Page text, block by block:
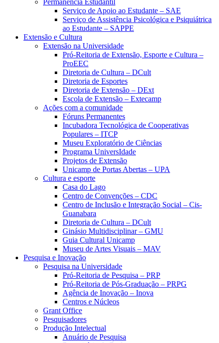
Permanência Estudantil
Serviço de Apoio ao Estudante – SAE
Serviço de Assistência Psicológica e Psiquiátrica
ao Estudante – SAPPE
Extensão e Cultura
Extensão na Universidade
Pró-Reitoria de Extensão, Esporte e Cultura –
ProEEC
Diretoria de Cultura – DCult
Diretoria de Esportes
Diretoria de Extensão – DExt
Escola de Extensão – Extecamp
Ações com a comunidade
Fóruns Permanentes
Incubadora Tecnológica de Cooperativas
Populares – ITCP
Museu Exploratório de Ciências
Programa UniversIdade
Projetos de Extensão
Unicamp de Portas Abertas – UPA
Cultura e esporte
Casa do Lago
Centro de Convenções – CDC
Centro de Inclusão e Integração Social – Cis-
Guanabara
Diretoria de Cultura – DCult
Ginásio Multidisciplinar – GMU
Guia Cultural Unicamp
Museu de Artes Visuais – MAV
Pesquisa e Inovação
Pesquisa na Universidade
Pró-Reitoria de Pesquisa – PRP
Pró-Reitoria de Pós-Graduação – PRPG
Agência de Inovação – Inova
Centros e Núcleos
Grant Office
Pesquisadores
Produção Intelectual
Anuário de Pesquisa